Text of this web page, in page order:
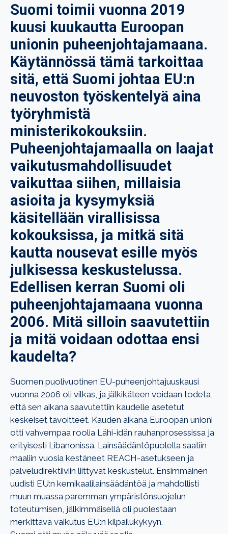
Suomi toimii vuonna 2019
kuusi kuukautta Euroopan
unionin puheenjohtajamaana.
Käytännössä tämä tarkoittaa
sitä, että Suomi johtaa EU:n
neuvoston työskentelyä aina
työryhmistä
ministerikokouksiin.
Puheenjohtajamaalla on laajat
vaikutusmahdollisuudet
vaikuttaa siihen, millaisia
asioita ja kysymyksiä
käsitellään virallisissa
kokouksissa, ja mitkä sitä
kautta nousevat esille myös
julkisessa keskustelussa.
Edellisen kerran Suomi oli
puheenjohtajamaana vuonna
2006. Mitä silloin saavutettiin
ja mitä voidaan odottaa ensi
kaudelta?
Suomen puolivuotinen EU-puheenjohtajuuskausi
vuonna 2006 oli vilkas, ja jälkikäteen voidaan todeta,
että sen aikana saavutettiin kaudelle asetetut
keskeiset tavoitteet. Kauden aikana Euroopan unioni
otti vahvempaa roolia Lähi-idän rauhanprosessissa ja
erityisesti Libanonissa. Lainsäädäntöpuolella saatiin
maaliin vuosia kestäneet REACH-asetukseen ja
palveludirektiiviin liittyvät keskustelut. Ensimmäinen
uudisti EU:n kemikaalilainsäädäntöä ja mahdollisti
muun muassa paremman ympäristönsuojelun
toteutumisen, jälkimmäisellä oli puolestaan
merkittävä vaikutus EU:n kilpailukykyyn.